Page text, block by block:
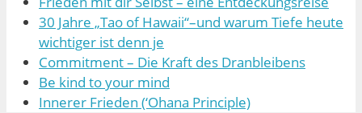
30 Jahre „Tao of Hawaii“–und warum Tiefe heute
wichtiger ist denn je
Commitment – Die Kraft des Dranbleibens
Be kind to your mind
Innerer Frieden (‘Ohana Principle)